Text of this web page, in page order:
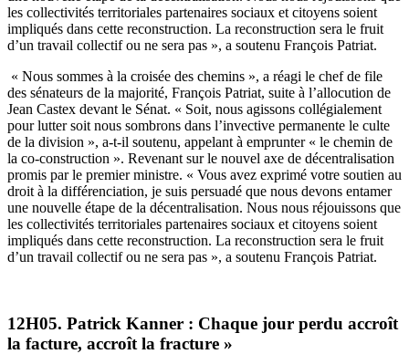
les collectivités territoriales partenaires sociaux et citoyens soient
impliqués dans cette reconstruction. La reconstruction sera le fruit
d’un travail collectif ou ne sera pas », a soutenu François Patriat.
« Nous sommes à la croisée des chemins », a réagi le chef de file
des sénateurs de la majorité, François Patriat, suite à l’allocution de
Jean Castex devant le Sénat. « Soit, nous agissons collégialement
pour lutter soit nous sombrons dans l’invective permanente le culte
de la division », a-t-il soutenu, appelant à emprunter « le chemin de
la co-construction ». Revenant sur le nouvel axe de décentralisation
promis par le premier ministre. « Vous avez exprimé votre soutien au
droit à la différenciation, je suis persuadé que nous devons entamer
une nouvelle étape de la décentralisation. Nous nous réjouissons que
les collectivités territoriales partenaires sociaux et citoyens soient
impliqués dans cette reconstruction. La reconstruction sera le fruit
d’un travail collectif ou ne sera pas », a soutenu François Patriat.
12H05. Patrick Kanner : Chaque jour perdu accroît
la facture, accroît la fracture »